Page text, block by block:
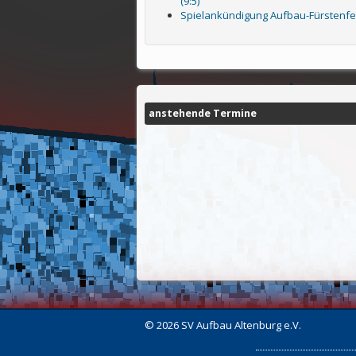
Spielankündigung Aufbau-
anstehende Termine
© 2026 SV Aufbau Altenburg e.V.